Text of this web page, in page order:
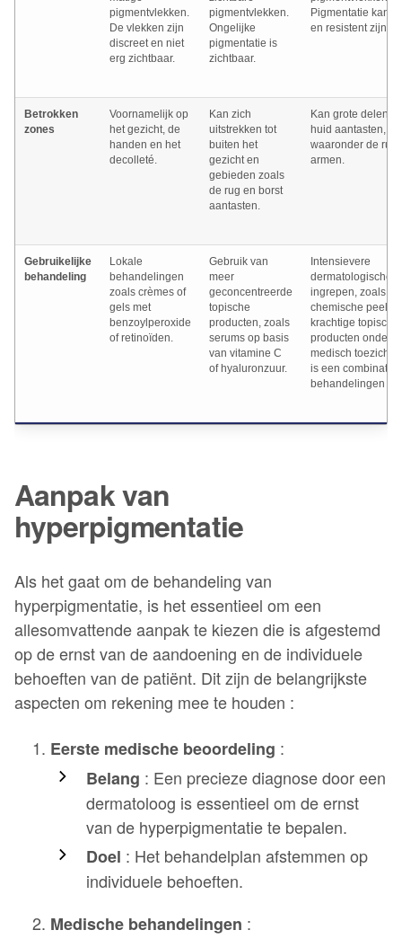
pigmentvlekken.
De vlekken zijn
discreet en niet
erg zichtbaar.
pigmentvlekken.
Ongelijke
pigmentatie is
zichtbaar.
Pigmentatie kan
en resistent zijn.
Betrokken
zones
Voornamelijk op
het gezicht, de
handen en het
decolleté.
Kan zich
uitstrekken tot
buiten het
gezicht en
gebieden zoals
de rug en borst
aantasten.
Kan grote delen
huid aantasten,
waaronder de rug
armen.
Gebruikelijke
behandeling
Lokale
behandelingen
zoals crèmes of
gels met
benzoylperoxide
of retinoïden.
Gebruik van
meer
geconcentreerde
topische
producten, zoals
serums op basis
van vitamine C
of hyaluronzuur.
Intensievere
dermatologische
ingrepen, zoals
chemische
krachtige topische
producten onder
medisch toezicht.
is een combinatie
behandelingen
Aanpak van
hyperpigmentatie
Als het gaat om de behandeling van
hyperpigmentatie, is het essentieel om een
allesomvattende aanpak te kiezen die is afgestemd
op de ernst van de aandoening en de individuele
behoeften van de patiënt. Dit zijn de belangrijkste
aspecten om rekening mee te houden :
Eerste medische beoordeling :
Belang : Een precieze diagnose door een
dermatoloog is essentieel om de ernst
van de hyperpigmentatie te bepalen.
Doel : Het behandelplan afstemmen op
individuele behoeften.
Medische behandelingen :